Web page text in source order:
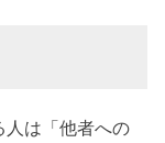
人は「他者への